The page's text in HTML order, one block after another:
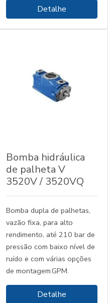
Detalhe
Bomba hidráulica
de palheta V
3520V / 3520VQ
Bomba dupla de palhetas,
vazão fixa, para alto
rendimento, até 210 bar de
pressão com baixo nível de
ruído e com várias opções
de montagem.GPM.
Detalhe